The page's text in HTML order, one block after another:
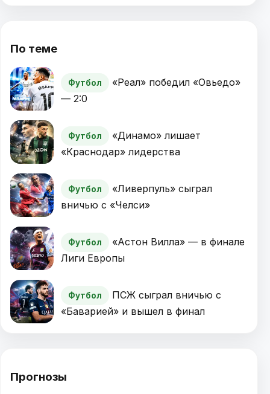
По теме
Футбол
«Реал» победил «Овьедо»
— 2:0
Футбол
«Динамо» лишает
«Краснодар» лидерства
Футбол
«Ливерпуль» сыграл
вничью с «Челси»
Футбол
«Астон Вилла» — в финале
Лиги Европы
Футбол
ПСЖ сыграл вничью с
«Баварией» и вышел в финал
Прогнозы